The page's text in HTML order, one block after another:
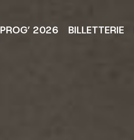
PROG’ 2026 BILLETTERIE